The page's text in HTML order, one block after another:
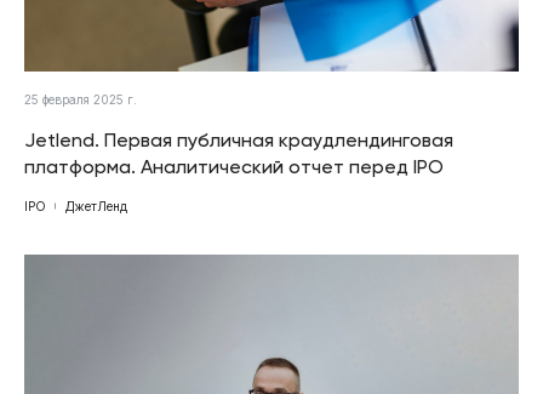
25 февраля 2025 г.
Jetlend. Первая публичная краудлендинговая
платформа. Аналитический отчет перед IPO
IPO ДжетЛенд